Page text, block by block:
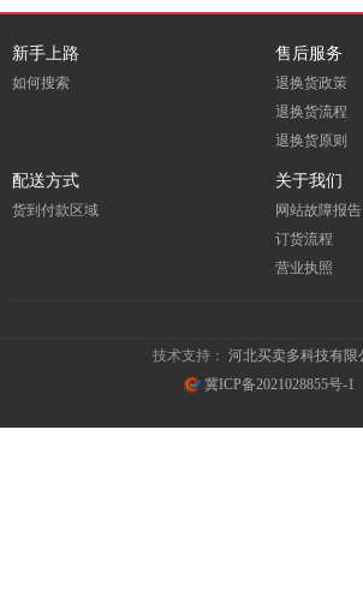
新手上路
如何搜索
售后服务
退换货政策
退换货流程
退换货原则
配送方式
货到付款区域
关于我们
网站故障报告
订货流程
营业执照
技术支持： 河北买卖多科技有限
冀ICP备2021028855号-1